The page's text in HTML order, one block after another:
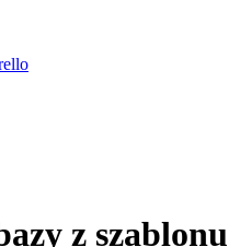
z szablonu